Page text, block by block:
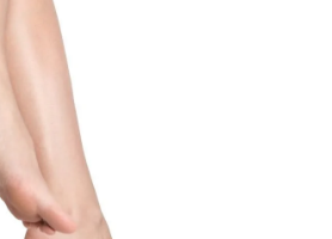
ši formulė iš karto suteikia
mažina sausumą ir šiurkštumą
lygi, o sustorėjusi oda ir
tekstūros putas lengva tepti, jos
patogumą ir komforto pojūtį. Be
unikaliai sukurtu sausai odai,
naudojant kitas priemones, kurių
Pėdų putos puikiai tinka senstančiai,
odos ligomis kaip kserozė, psoriazė,